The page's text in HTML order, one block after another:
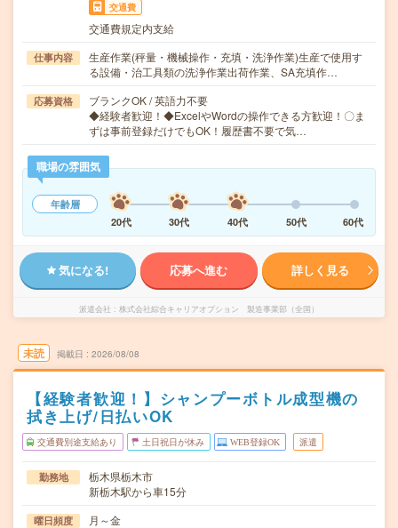
交通費
交通費規定内支給
仕事内容
生産作業(秤量・機械操作・充填・洗浄作業)生産で使用す
る設備・治工具類の洗浄作業出荷作業、SA充填作…
応募資格
ブランクOK / 英語力不要
◆経験者歓迎！◆ExcelやWordの操作できる方歓迎！〇ま
ずは事前登録だけでもOK！履歴書不要で気…
職場の雰囲気
年齢層
20代
30代 40代 50代 60代
気になる! 応募へ進む 詳しく見る
派遣会社 株式会社綜合キャリアオプション 製造事業部（全国）
未読 掲載日 2026/08/08
【経験者歓迎！】シャンプーボトル成型機の
拭き上げ/日払いOK
交通費別途支給あり 土日祝日が休み WEB登録OK 派遣
勤務地
栃木県栃木市
新栃木駅から車15分
曜日頻度 月～金